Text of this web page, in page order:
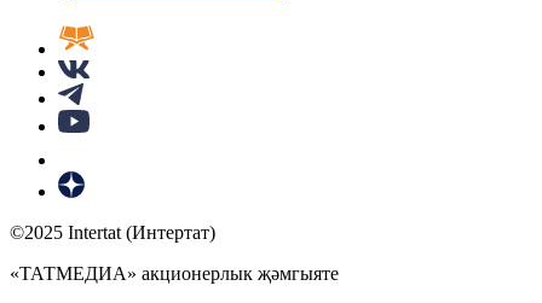
©2025 Intertat (Интертат)
«ТАТМЕДИА» акционерлык җәмгыяте